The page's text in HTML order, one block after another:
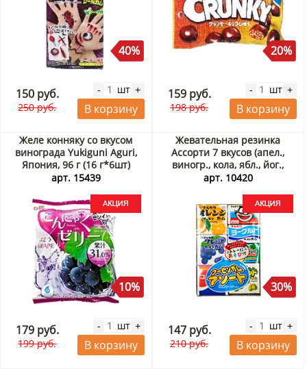
40%
150 руб.
250 руб.
- шт +
В корзину
20%
159 руб.
198 руб.
- шт +
В корзину
Желе конняку со вкусом
винограда Yukiguni Aguri,
Япония, 96 г (16 г*6шт)
Акция
арт. 15439
10%
179 руб.
199 руб.
- шт +
В корзину
Жевательная резинка
Ассорти 7 вкусов (апел.,
виногр., кола, ябл., йог.,
клуб., мускат) Marukawa,
арт. 10420
30%
147 руб.
210 руб.
- шт +
В корзину